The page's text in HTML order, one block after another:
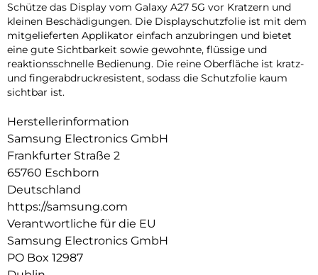
Schütze das Display vom Galaxy A27 5G vor Kratzern und
kleinen Beschädigungen. Die Displayschutzfolie ist mit dem
mitgelieferten Applikator einfach anzubringen und bietet
eine gute Sichtbarkeit sowie gewohnte, flüssige und
reaktionsschnelle Bedienung. Die reine Oberfläche ist kratz-
und fingerabdruckresistent, sodass die Schutzfolie kaum
sichtbar ist.
Herstellerinformation
Samsung Electronics GmbH
Frankfurter Straße 2
65760 Eschborn
Deutschland
https://samsung.com
Verantwortliche für die EU
Samsung Electronics GmbH
PO Box 12987